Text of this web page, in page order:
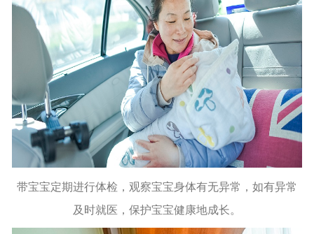
带宝宝定期进行体检，观察宝宝身体有无异常，如有异常
及时就医，保护宝宝健康地成长。